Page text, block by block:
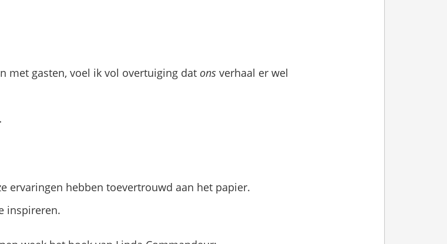
met gasten, voel ik vol overtuiging dat ons verhaal er wel
ervaringen hebben toevertrouwd aan het papier.
inspireren.